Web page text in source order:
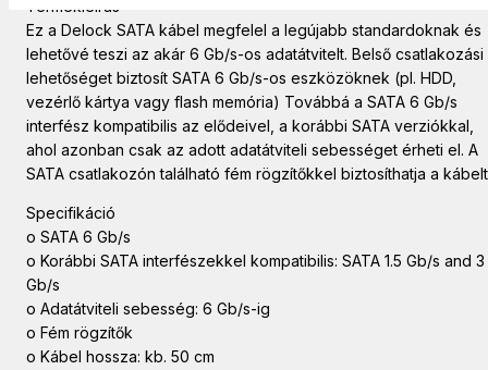
Termékleírás
Ez a Delock SATA kábel megfelel a legújabb standardoknak és
lehetővé teszi az akár 6 Gb/s-os adatátvitelt. Belső csatlakozási
lehetőséget biztosít SATA 6 Gb/s-os eszközöknek (pl. HDD,
vezérlő kártya vagy flash memória) Továbbá a SATA 6 Gb/s
interfész kompatibilis az elődeivel, a korábbi SATA verziókkal,
ahol azonban csak az adott adatátviteli sebességet érheti el. A
SATA csatlakozón található fém rögzítőkkel biztosíthatja a
Specifikáció
o SATA 6 Gb/s
o Korábbi SATA interfészekkel kompatibilis: SATA 1.5 Gb/s and 3
Gb/s
o Adatátviteli sebesség: 6 Gb/s-ig
o Fém rögzítők
o Kábel hossza: kb. 50 cm